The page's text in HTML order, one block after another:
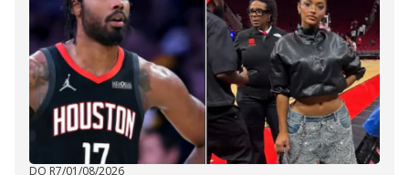
DO R7/01/08/2026